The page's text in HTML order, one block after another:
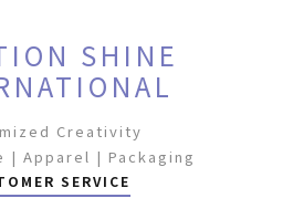
SHINE
Creativity
| Apparel | Packaging
SERVICE